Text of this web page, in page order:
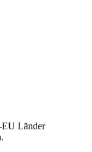
EU Länder